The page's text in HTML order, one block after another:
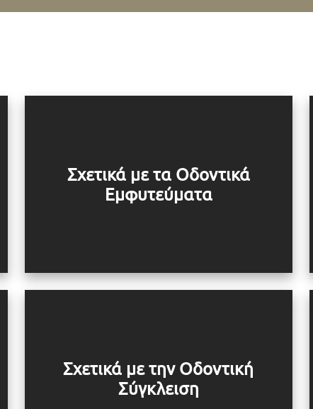
Σχετικά με τα Οδοντικά
Εμφυτεύματα
Σχετικά με την Οδοντική
Σύγκλειση